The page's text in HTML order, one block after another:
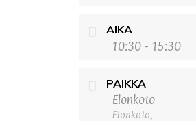
AIKA
10:30 - 15:30
PAIKKA
Elonkoto
Elonkoto,